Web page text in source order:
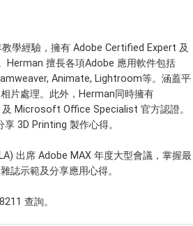
學經驗，擁有 Adobe Certified Expert 及
擅長各項Adobe 應用軟件包括
Animate, Lightroom等。涵蓋平
片處理。此外，Herman同時擁有
Microsoft Office Specialist 官方認證。
3D Printing 製作心得。
出席 Adobe MAX 年度大型會議，掌握最
誌示範及分享應用心得。
查詢。